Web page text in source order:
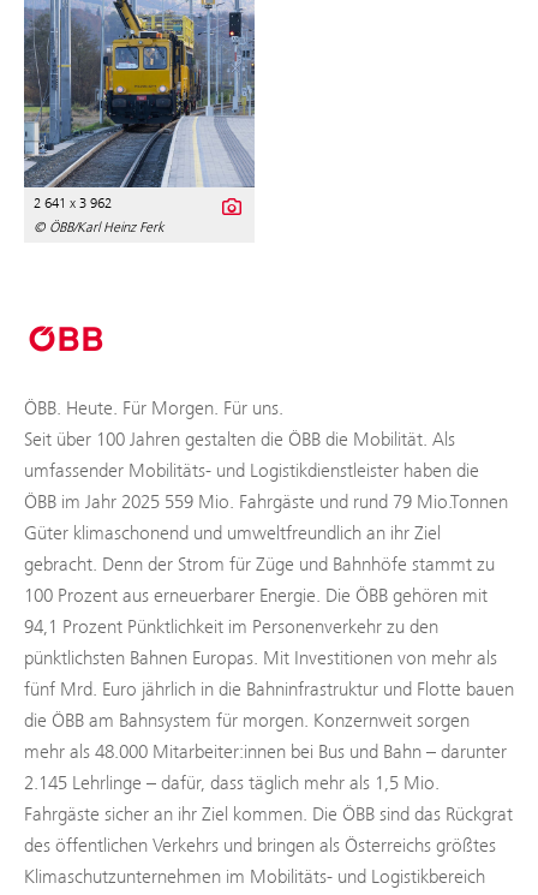
2 641 x 3 962
© ÖBB/Karl Heinz Ferk
ÖBB. Heute. Für Morgen. Für uns.
Seit über 100 Jahren gestalten die ÖBB die Mobilität. Als
umfassender Mobilitäts- und Logistikdienstleister haben die
ÖBB im Jahr 2025 559 Mio. Fahrgäste und rund 79 Mio.Tonnen
Güter klimaschonend und umweltfreundlich an ihr Ziel
gebracht. Denn der Strom für Züge und Bahnhöfe stammt zu
100 Prozent aus erneuerbarer Energie. Die ÖBB gehören mit
94,1 Prozent Pünktlichkeit im Personenverkehr zu den
pünktlichsten Bahnen Europas. Mit Investitionen von mehr als
fünf Mrd. Euro jährlich in die Bahninfrastruktur und Flotte bauen
die ÖBB am Bahnsystem für morgen. Konzernweit sorgen
mehr als 48.000 Mitarbeiter:innen bei Bus und Bahn – darunter
2.145 Lehrlinge – dafür, dass täglich mehr als 1,5 Mio.
Fahrgäste sicher an ihr Ziel kommen. Die ÖBB sind das Rückgrat
des öffentlichen Verkehrs und bringen als Österreichs größtes
Klimaschutzunternehmen im Mobilitäts- und Logistikbereich